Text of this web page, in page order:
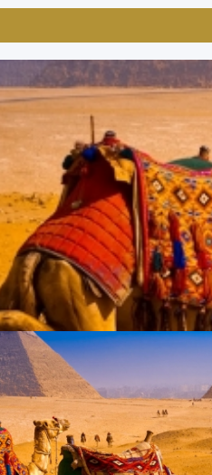
Argentina